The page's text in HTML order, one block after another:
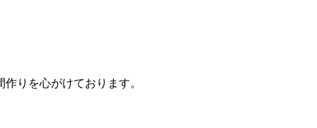
りを心がけております。